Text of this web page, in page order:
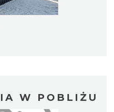
W POBLIŻU